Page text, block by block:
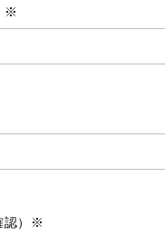
※
認）※